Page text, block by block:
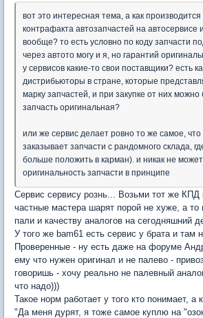
вот это интересная тема, а как производится
контрафакта автозапчастей на автосервисе
вообще? то есть условно по коду запчасти
через автото могу и я, но гарантий
у сервисов какие-то свои поставщики? есть
дистрибьюторы в стране, которые
марку запчастей, и при закупке от них
запчасть оригинальная?
или же сервис делает ровно то же самое, что
заказывает запчасти с рандомного склада,
больше положить в карман). и никак не
оригинальность запчасти в принципе
Сервис сервису рознь... Возьми тот же
частные мастера шарят порой не хуже, а
пали и качеству аналогов на сегодняшний
У того же bam61 есть сервис у брата и там
Проверенные - ну есть даже на форуме
ему что нужен оригинал и не палево -
говоришь - хочу реально не палевный
что надо)))
Такое норм работает у того кто понимает, а
"Да меня дурят, я тоже самое куплю на